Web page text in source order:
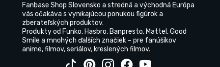
Fanbase Shop Slovensko a stredná a východná Európa
vás očakáva s vynikajúcou ponukou figúrok a
zberateľských produktov.
Produkty od Funko, Hasbro, Banpresto, Mattel, Good
Smile a mnohých ďalších značiek – pre fanúšikov
anime, filmov, seriálov, kreslených filmov.